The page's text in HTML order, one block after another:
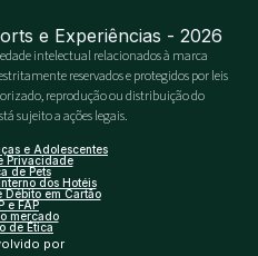
e Experiências - 2026
intelectual relacionados à marca
reservados e protegidos por leis
reprodução ou distribuição do
sujeito a ações legais.
e Adolescentes
Privacidade
de Pets
dos Hotéis
Débito em Cartão
e FAP
mercado
de Ética
por